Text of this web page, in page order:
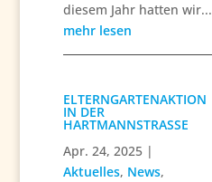
diesem Jahr hatten wir...
mehr lesen
ELTERNGARTENAKTION
IN DER
HARTMANNSTRASSE
Apr. 24, 2025 |
Aktuelles, News,